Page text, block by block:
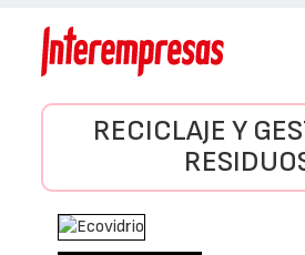
RECICLAJE Y